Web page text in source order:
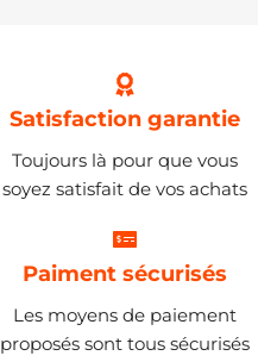
Satisfaction garantie
Toujours là pour que vous
soyez satisfait de vos achats
Paiment sécurisés
Les moyens de paiement
proposés sont tous sécurisés